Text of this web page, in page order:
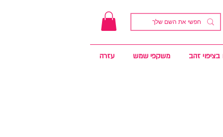
זהב משקפי שמש עזרה